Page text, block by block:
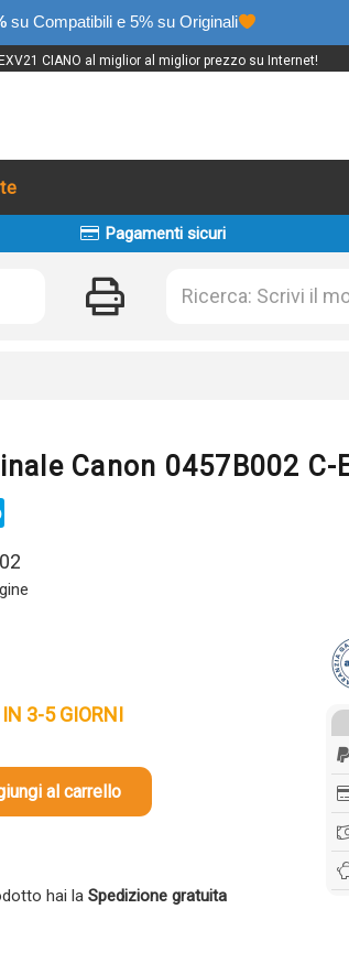
su Compatibili e 5% su Originali
CIANO al miglior al miglior prezzo su Internet!
Pagamenti sicuri
Canon 0457B002 C-
3-5 GIORNI
al carrello
hai la Spedizione gratuita